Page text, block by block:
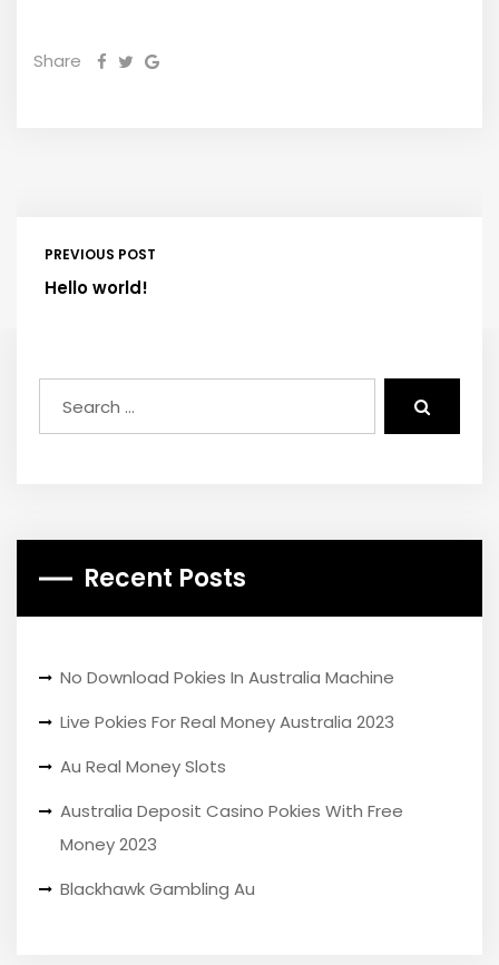
Share
PREVIOUS POST
Hello world!
Recent Posts
No Download Pokies In Australia Machine
Live Pokies For Real Money Australia 2023
Au Real Money Slots
Australia Deposit Casino Pokies With Free
Money 2023
Blackhawk Gambling Au